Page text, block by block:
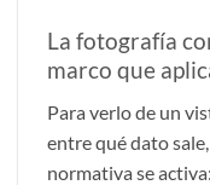
La fotografía
marco que
Para verlo de un
entre qué dato
normativa se activa: